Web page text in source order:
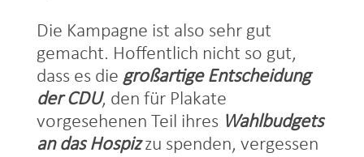
Die Kampagne ist also sehr gut
gemacht. Hoffentlich nicht so gut,
dass es die großartige Entscheidung
der CDU, den für Plakate
vorgesehenen Teil ihres Wahlbudgets
an das Hospizzu spenden, vergessen